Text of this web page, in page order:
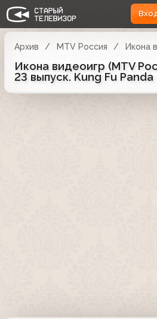
Архив MTV Россия Икона
Икона видеоигр (MTV
23 выпуск. Kung Fu Panda